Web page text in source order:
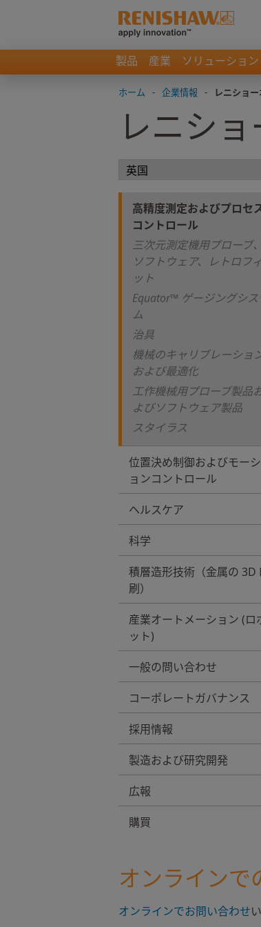
製品 産業 ソリューション
ホーム - 企業情報 - レニショ
レニシ
高精度測定およびプロセ
コントロール
三次元測定機用プローブ、
ソフトウェア、レトロフィ
ット
Equator™ ゲージングシス
ム
治具
機械のキャリブレーショ
および最適化
工作機械用プローブ製品
よびソフトウェア製品
スタイラス
位置決め制御およびモーシ
ョンコントロール
ヘルスケア
科学
積層造形技術（金属の 3D
刷）
産業オートメーション (ロ
ット)
一般の問い合わせ
コーポレートガバナンス
採用情報
製造および研究開発
広報
購買
オンラインで
オンラインでお問い合わせ